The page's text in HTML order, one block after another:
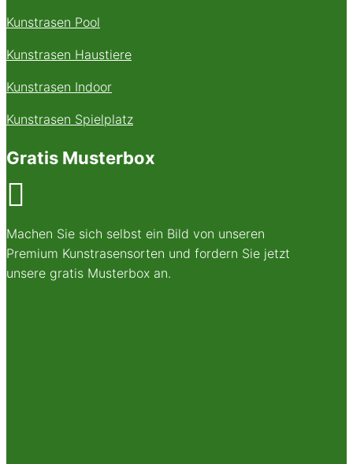
Kunstrasen Pool
Kunstrasen Haustiere
Kunstrasen Indoor
Kunstrasen Spielplatz
Gratis Musterbox

Machen Sie sich selbst ein Bild von unseren
Premium Kunstrasensorten und fordern Sie jetzt
unsere gratis Musterbox an.